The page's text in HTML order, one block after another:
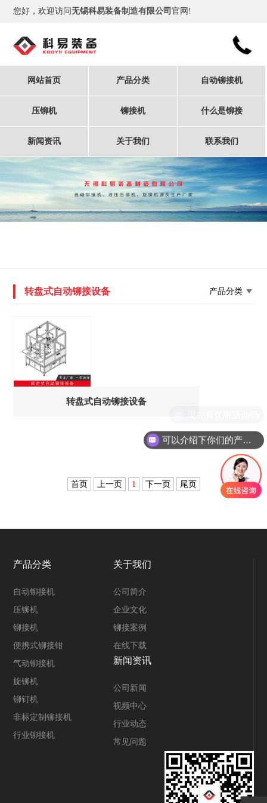
您好，欢迎访问无锡科易装备制造有限公司官网!
网站首页 产品分类 自动铆接机
压铆机 铆接机 什么是铆接
新闻资讯 关于我们 联系我们
产品分类
转盘式自动铆接设备
转盘式自动铆接设备
首页 上一页 1 下一页 尾页
产品分类
自动铆接机
压铆机
铆接机
便携式铆接钳
气动铆接机
旋铆机
铆钉机
非标定制铆接机
行业铆接机
关于我们
公司简介
企业文化
铆接案例
在线下载
新闻资讯
公司新闻
视频中心
行业动态
常见问题
可以介绍下你们的产品么